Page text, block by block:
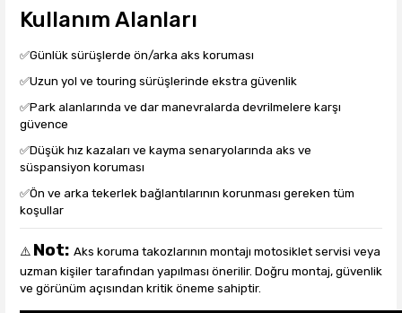
Kullanım Alanları
✅Günlük sürüşlerde ön/arka aks koruması
✅Uzun yol ve touring sürüşlerinde ekstra güvenlik
✅Park alanlarında ve dar manevralarda devrilmelere karşı
güvence
✅Düşük hız kazaları ve kayma senaryolarında aks ve
süspansiyon koruması
✅Ön ve arka tekerlek bağlantılarının korunması gereken tüm
koşullar
⚠️ Not: Aks koruma takozlarının montajı motosiklet servisi veya
uzman kişiler tarafından yapılması önerilir. Doğru montaj, güvenlik
ve görünüm açısından kritik öneme sahiptir.